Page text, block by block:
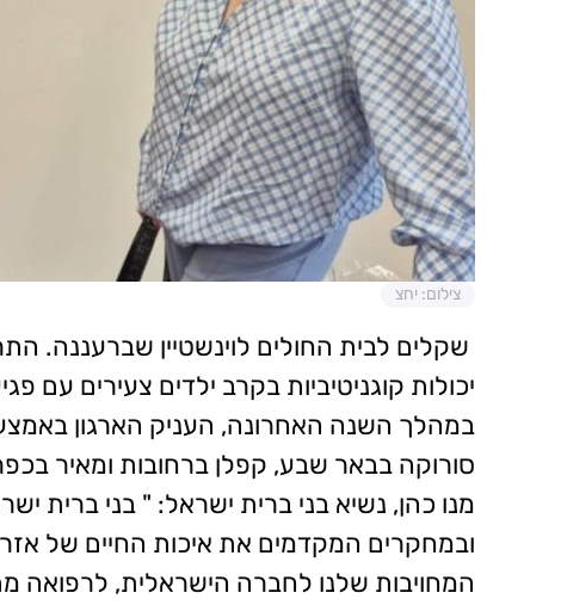
צילום: יחצ
שקלים לבית החולים לוינשטיין שברעננה.
יכולות קוגניטיביות בקרב ילדים צעירים עם
במהלך השנה האחרונה, העניק הארגון
סורוקה בבאר שבע, קפלן ברחובות ומאיר
מנו כהן, נשיא בני ברית ישראל: " בני ברית
ובמחקרים המקדמים את איכות החיים של
המחויבות שלנו לחברה הישראלית, לרפואה